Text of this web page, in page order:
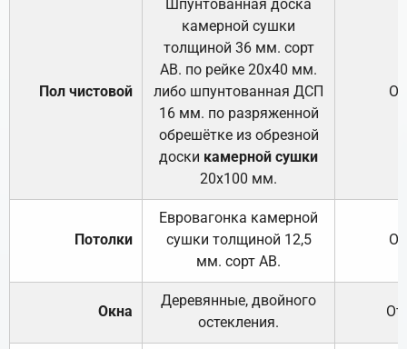
Пол чистовой
Шпунтованная доска
камерной сушки
толщиной 36 мм. сорт
АВ. по рейке 20х40 мм.
либо шпунтованная ДСП
16 мм. по разряженной
обрешётке из обрезной
доски камерной сушки
20х100 мм.
Потолки
Евровагонка камерной
сушки толщиной 12,5
мм. сорт АВ.
Окна
Деревянные, двойного
остекления.